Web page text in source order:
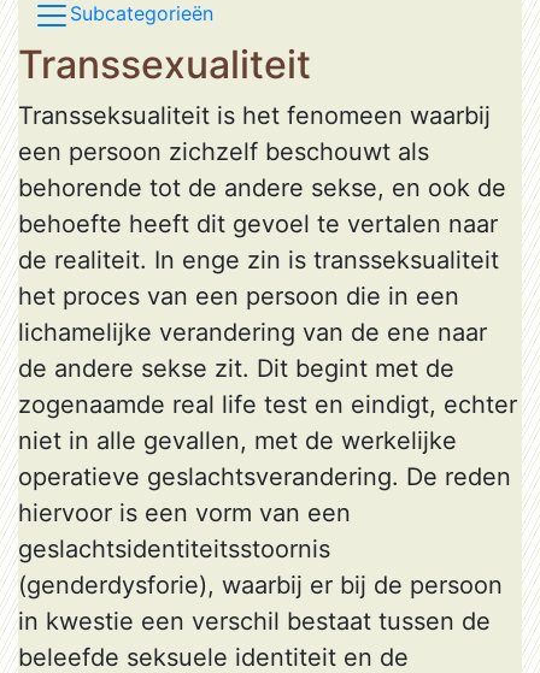
Subcategorieën
Transsexualiteit
Transseksualiteit is het fenomeen waarbij
een persoon zichzelf beschouwt als
behorende tot de andere sekse, en ook de
behoefte heeft dit gevoel te vertalen naar
de realiteit. In enge zin is transseksualiteit
het proces van een persoon die in een
lichamelijke verandering van de ene naar
de andere sekse zit. Dit begint met de
zogenaamde real life test en eindigt, echter
niet in alle gevallen, met de werkelijke
operatieve geslachtsverandering. De reden
hiervoor is een vorm van een
geslachtsidentiteitsstoornis
(genderdysforie), waarbij er bij de persoon
in kwestie een verschil bestaat tussen de
beleefde seksuele identiteit en de